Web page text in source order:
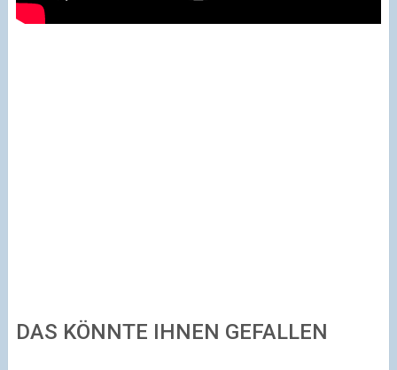
DAS KÖNNTE IHNEN GEFALLEN